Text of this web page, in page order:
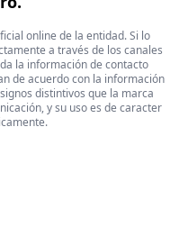
online de la entidad. Si lo
a través de los canales
la información de contacto
de acuerdo con la información
distintivos que la marca
y su uso es de caracter